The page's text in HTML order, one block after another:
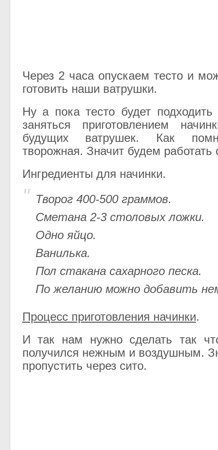
Через 2 часа опускаем тесто и
готовить наши ватрушки.
Ну а пока тесто будет
заняться приготовлением
будущих ватрушек. Как
творожная. Значит будем работать
Ингредиенты для начинки.
Творог 400-500 граммов.
Сметана 2-3 столовых ложки.
Одно яйцо.
Ванилька.
Пол стакана сахарного песка.
По желанию можно добавить
Процесс приготовления начинки.
И так нам нужно сделать так
получился нежным и воздушным.
пропустить через сито.